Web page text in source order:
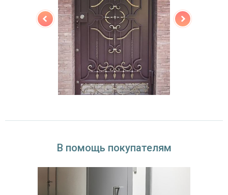
В помощь покупателям